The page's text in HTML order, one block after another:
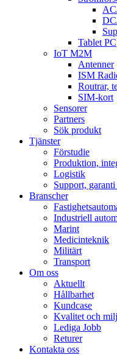
Tablet PC
IoT M2M
Antenner
ISM
Routrar,
SIM-kort
Sensorer
Partners
Sök produkt
Tjänster
Förstudie
Produktion,
Logistik
Support,
Branscher
Industriell
Marint
Medicinteknik
Militärt
Transport
Om oss
Aktuellt
Hållbarhet
Kundcase
Kvalitet och
Lediga Jobb
Returer
Kontakta oss